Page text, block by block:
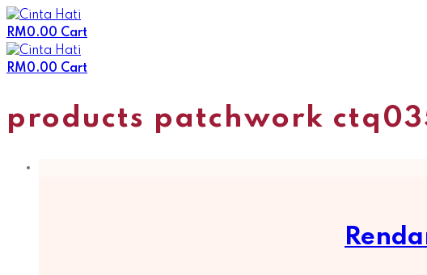
Skip
to
content
RM0.00 Cart
RM0.00 Cart
products patchwork